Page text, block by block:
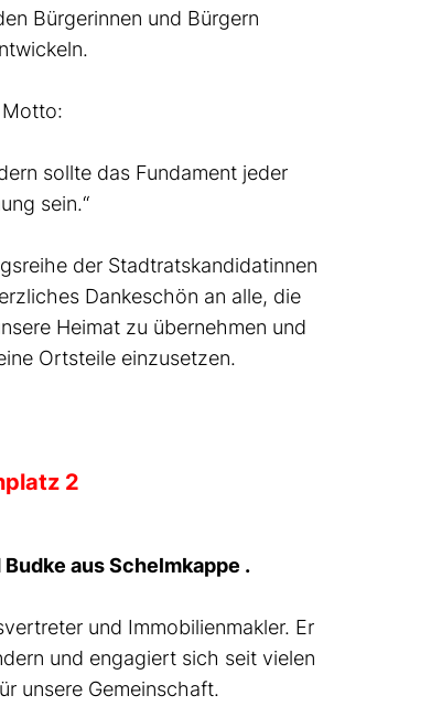
Bürgerinnen und Bürgern
Motto:
sollte das Fundament jeder
sein.“
der Stadtratskandidatinnen
Dankeschön an alle, die
Heimat zu übernehmen und
Ortsteile einzusetzen.
2
aus Schelmkappe .
und Immobilienmakler. Er
und engagiert sich seit vielen
unsere Gemeinschaft.